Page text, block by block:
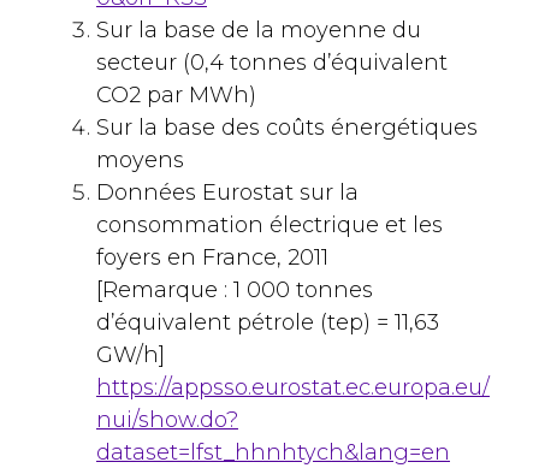
Sur la base de la moyenne du
secteur (0,4 tonnes d’équivalent
CO2 par MWh)
Sur la base des coûts énergétiques
moyens
Données Eurostat sur la
consommation électrique et les
foyers en France, 2011
[Remarque : 1 000 tonnes
d’équivalent pétrole (tep) = 11,63
GW/h]
https://appsso.eurostat.ec.europa.eu/
nui/show.do?
dataset=lfst_hhnhtych&lang=en